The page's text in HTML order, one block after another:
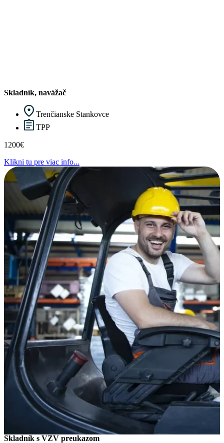
Skladník, navážač
Trenčianske Stankovce
TPP
1200€
Klikni tu pre viac info...
Skladník s VZV preukazom